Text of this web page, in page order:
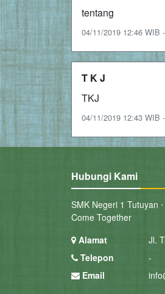
tentang
04/11/2019 12:46 WIB
T K J
TKJ
04/11/2019 12:43 WIB
Hubungi Kami
SMK Negeri 1 Tutuyan
Come Together
Alamat
Jl.
Telepon
-
Email